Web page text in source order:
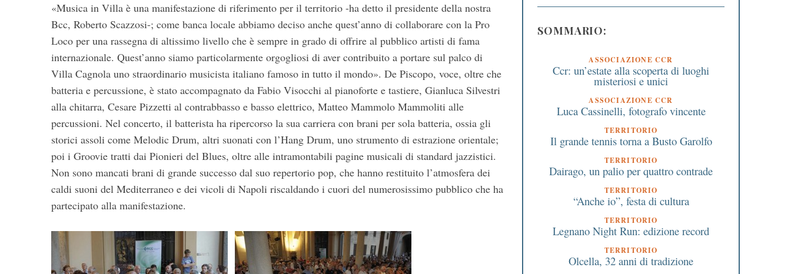
«Musica in Villa è una manifestazione di riferimento per il territorio -ha detto il presidente della nostra
Bcc, Roberto Scazzosi-; come banca locale abbiamo deciso anche quest’anno di collaborare con la Pro
Loco per una rassegna di altissimo livello che è sempre in grado di offrire al pubblico artisti di fama
internazionale. Quest’anno siamo particolarmente orgogliosi di aver contribuito a portare sul palco di
Villa Cagnola uno straordinario musicista italiano famoso in tutto il mondo». De Piscopo, voce, oltre che
batteria e percussione, è stato accompagnato da Fabio Visocchi al pianoforte e tastiere, Gianluca Silvestri
alla chitarra, Cesare Pizzetti al contrabbasso e basso elettrico, Matteo Mammolo Mammoliti alle
percussioni. Nel concerto, il batterista ha ripercorso la sua carriera con brani per sola batteria, ossia gli
storici assoli come Melodic Drum, altri suonati con l’Hang Drum, uno strumento di estrazione orientale;
poi i Groovie tratti dai Pionieri del Blues, oltre alle intramontabili pagine musicali di standard jazzistici.
Non sono mancati brani di grande successo dal suo repertorio pop, che hanno restituito l’atmosfera dei
caldi suoni del Mediterraneo e dei vicoli di Napoli riscaldando i cuori del numerosissimo pubblico che ha
partecipato alla manifestazione.
SOMMARIO:
ASSOCIAZIONE CCR
Ccr: un’estate alla scoperta di luoghi
misteriosi e unici
ASSOCIAZIONE CCR
Luca Cassinelli, fotografo vincente
TERRITORIO
Il grande tennis torna a Busto Garolfo
TERRITORIO
Dairago, un palio per quattro contrade
TERRITORIO
“Anche io”, festa di cultura
TERRITORIO
Legnano Night Run: edizione record
TERRITORIO
Olcella, 32 anni di tradizione
f
o
r
: